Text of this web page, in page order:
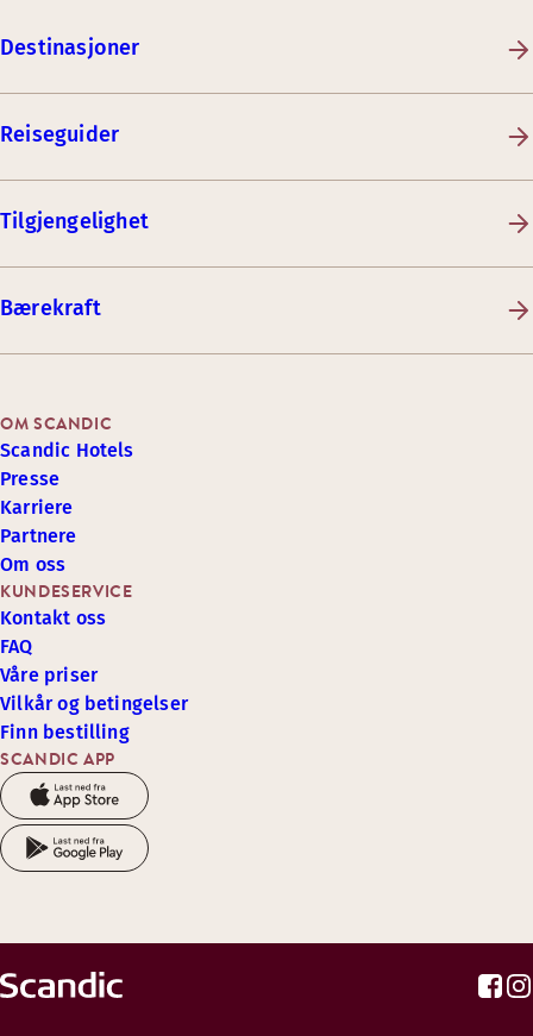
Destinasjoner
Reiseguider
Tilgjengelighet
Bærekraft
SCANDIC APP
KUNDESERVICE
Kontakt oss
FAQ
Våre priser
Vilkår og betingelser
Finn bestilling
OM SCANDIC
Scandic Hotels
Presse
Karriere
Partnere
Om oss